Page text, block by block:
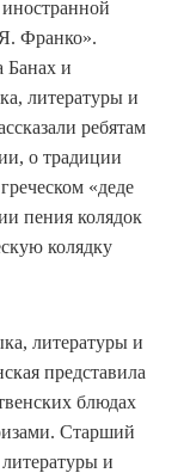
Франко».
Банах и
литературы и
ребятам
о традиции
«деде
пения колядок
колядку
литературы и
представила
блюдах
Старший
и